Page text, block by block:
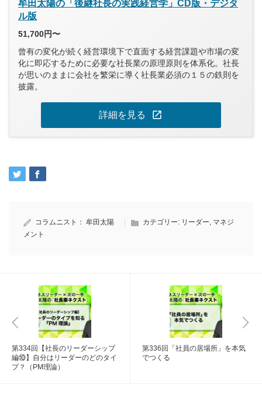
牟田太陽の「後継社長の実践経営学」CD版・デジタ
ル版
51,700円〜
曾有の変化が続く経営環境下で直面する経営課題や市場の変
化に即応するために必要な社長業の原理原則を体系化。社長
が思いのままに会社を繁栄に導く社長業必須の１５の鉄則を
披露。
詳細を見る open_in_new
コラムニスト： 牟田太陽 カテゴリー: リーダー, マネジ
メント
第334回【社長のリーダーシップ
編⑩】自分はリーダーのどのタイ
プ？（PM理論）
第336回「社員の居場所」を本気
でつくる